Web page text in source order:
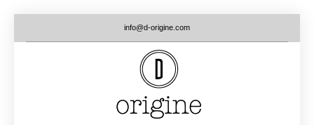
info@d-origine.com